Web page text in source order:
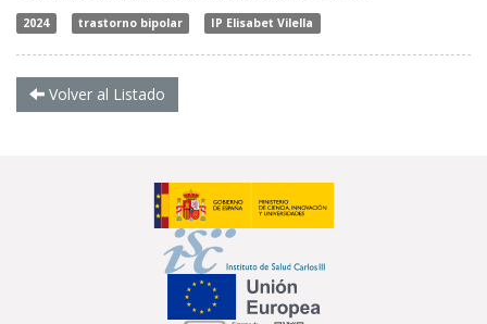
2024 trastorno bipolar IP Elisabet Vilella
Volver al Listado